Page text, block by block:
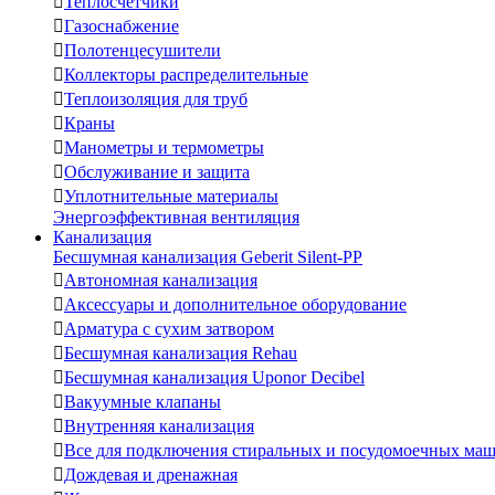
Газоснабжение
Полотенцесушители
Коллекторы распределительные
Теплоизоляция для труб
Краны
Манометры и термометры
Обслуживание и защита
Уплотнительные материалы
Энергоэффективная вентиляция
Канализация
Бесшумная канализация Geberit Silent-PP
Автономная канализация
Аксессуары и дополнительное оборудование
Арматура с сухим затвором
Бесшумная канализация Rehau
Бесшумная канализация Uponor Decibel
Вакуумные клапаны
Внутренняя канализация
Все для подключения стиральных и посудомоечных
Дождевая и дренажная